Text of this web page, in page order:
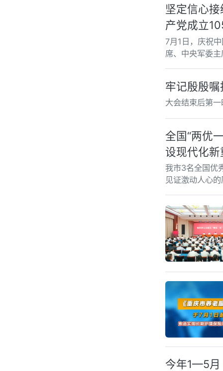
坚定信心
产党成立
7月1日，庆祝
席、中央军委
牢记殷殷嘱
大会结束后第
全国“两优
设现代化新
我市3名全国优
见证激动人心
今年1—5月